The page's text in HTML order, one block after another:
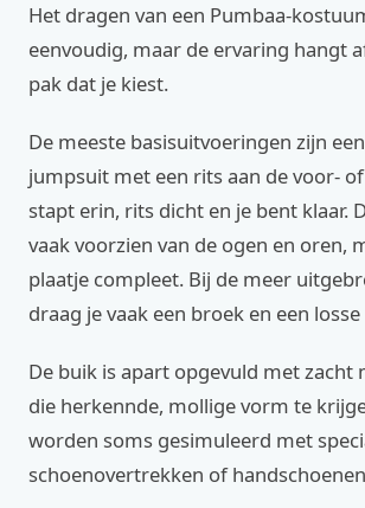
Het dragen van een Pumbaa-
eenvoudig, maar de ervaring hangt
pak dat je kiest.
De meeste basisuitvoeringen zijn
jumpsuit met een rits aan de voor-
stapt erin, rits dicht en je bent klaar.
vaak voorzien van de ogen en oren,
plaatje compleet. Bij de meer
draag je vaak een broek en een
De buik is apart opgevuld met zacht
die herkennde, mollige vorm te
worden soms gesimuleerd met
schoenovertrekken of